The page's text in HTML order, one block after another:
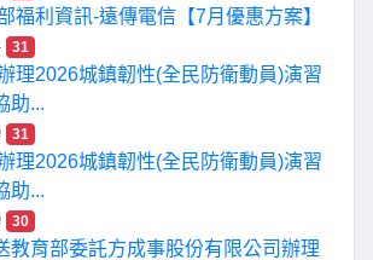
福利資訊-遠傳電信【7月優惠方案】
31
理2026城鎮韌性(全民防衛動員)演習
助...
31
理2026城鎮韌性(全民防衛動員)演習
助...
30
教育部委託方成事股份有限公司辦理